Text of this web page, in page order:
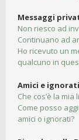
Messaggi
Non riesco ad
Continuano ad
Ho ricevuto un
qualcuno in
Amici e ignorati
Che cos’è la
Come posso
amici o ignorati?